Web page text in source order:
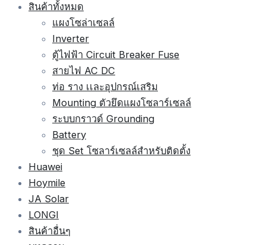
สินค้าทั้งหมด
แผงโซล่าเซลล์
Inverter
ตู้ไฟฟ้า Circuit Breaker Fuse
สายไฟ AC DC
ท่อ ราง เเละอุปกรณ์เสริม
Mounting ตัวยึดแผงโซลาร์เซลล์
ระบบกราวด์ Grounding
Battery
ชุด Set โซลาร์เซลล์สำหรับติดตั้ง
Huawei
Hoymile
JA Solar
LONGI
สินค้าอื่นๆ